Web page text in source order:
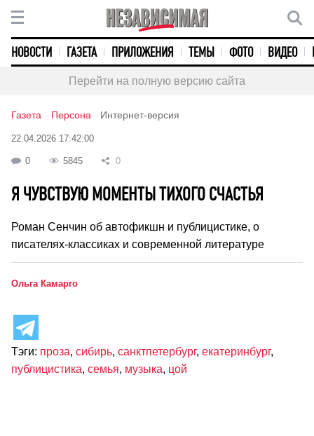
НОВОСТИ ГАЗЕТА ПРИЛОЖЕНИЯ ТЕМЫ ФОТО ВИДЕО
Перейти на полную версию сайта
Газета Персона Интернет-версия
22.04.2026 17:42:00
0 5845 0
Я ЧУВСТВУЮ МОМЕНТЫ ТИХОГО СЧАСТЬЯ
Роман Сенчин об автофикшн и публицистике, о
писателях-классиках и современной литературе
Ольга Камарго
Тэги: проза, сибирь, санктпетербург, екатеринбург,
публицистика, семья, музыка, цой